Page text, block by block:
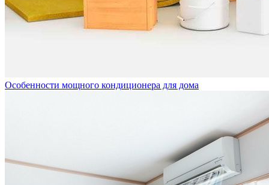
Особенности мощного кондиционера для дома